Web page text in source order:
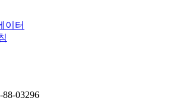
이터
03296